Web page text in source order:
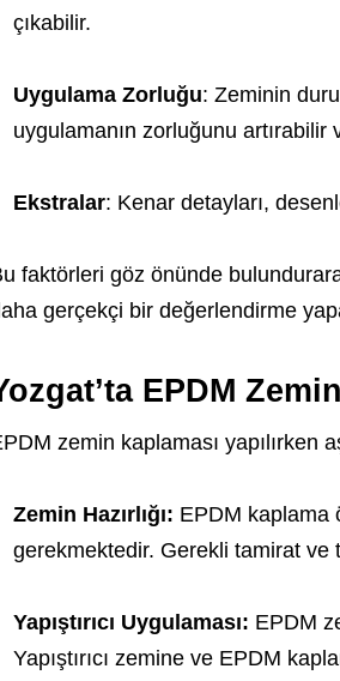
çıkabilir.
Uygulama Zorluğu: Zeminin
uygulamanın zorluğunu artırabilir
Ekstralar: Kenar detayları,
faktörleri göz önünde
gerçekçi bir değerlendirme
EPDM
zemin kaplaması yapılırken
Zemin Hazırlığı: EPDM kaplama
gerekmektedir. Gerekli tamirat ve
Yapıştırıcı Uygulaması: EPDM
Yapıştırıcı zemine ve EPDM